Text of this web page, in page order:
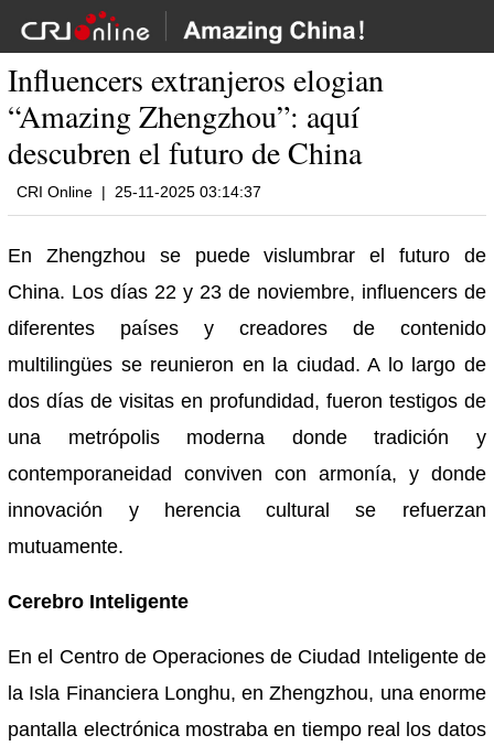
Influencers extranjeros elogian
“Amazing Zhengzhou”: aquí
descubren el futuro de China
CRI Online | 25-11-2025 03:14:37
En Zhengzhou se puede vislumbrar el futuro de
China. Los días 22 y 23 de noviembre, influencers de
diferentes países y creadores de contenido
multilingües se reunieron en la ciudad. A lo largo de
dos días de visitas en profundidad, fueron testigos de
una metrópolis moderna donde tradición y
contemporaneidad conviven con armonía, y donde
innovación y herencia cultural se refuerzan
mutuamente.
Cerebro Inteligente
En el Centro de Operaciones de Ciudad Inteligente de
la Isla Financiera Longhu, en Zhengzhou, una enorme
pantalla electrónica mostraba en tiempo real los datos